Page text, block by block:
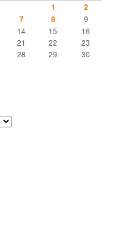
1
2
7 8
9
14 15
16
21 22
23
28 29
30